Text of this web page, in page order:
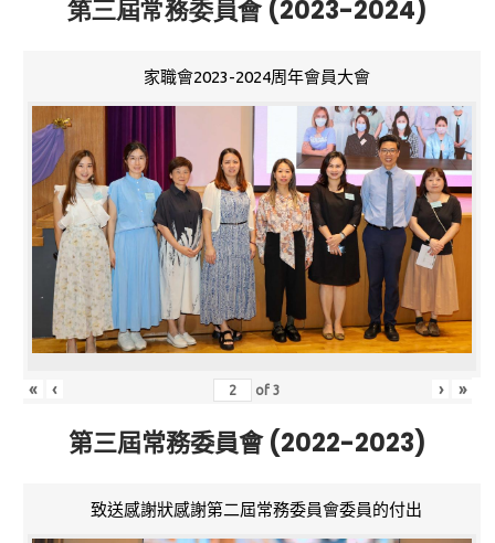
第三屆常務委員會 (2023-2024)
家職會2023-2024周年會員大會
« ‹ of3 › »
第三屆常務委員會 (2022-2023)
致送感謝狀感謝第二屆常務委員會委員的付出